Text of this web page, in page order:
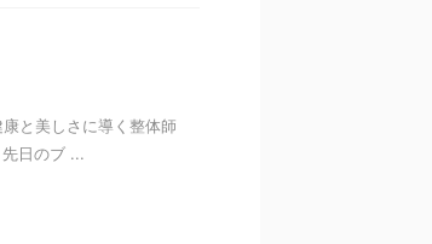
と美しさに導く整体師
日のブ ...